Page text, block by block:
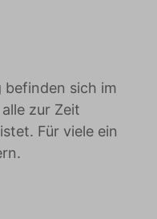
befinden sich im
zur Zeit
Für viele ein